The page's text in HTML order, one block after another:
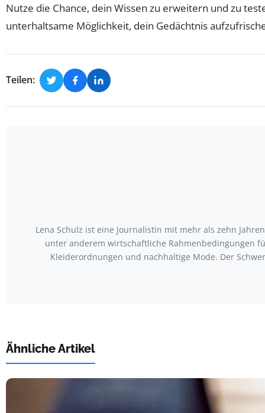
Nutze die Chance, dein Wissen zu erweitern und zu
unterhaltsame Möglichkeit, dein Gedächtnis
Teilen:
Lena Schulz ist eine Journalistin mit mehr als zehn
unter anderem wirtschaftliche Rahmenbedingungen
Kleiderordnungen und nachhaltige Mode. Der
Ähnliche Artikel